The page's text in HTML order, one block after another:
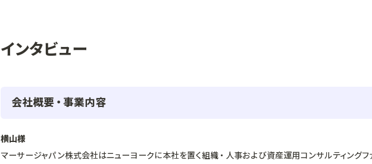
インタビュー
会社概要・事業内容
横山様
マーサージャパン株式会社はニューヨークに本社を置く組織・人事および資産運用コンサルティング